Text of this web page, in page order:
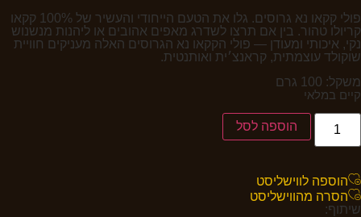
פולי קקאו נא גרוסים. גלו את הטעם הייחודי והעשיר של 100% קקאו
קריולו טהור. בין אם תרצו לשדרג מאפים אהובים או ליהנות מנשנוש
נקי, איכותי ומעודן — פולי הקקאו נא הגרוסים האלה מעניקים חוויית
שוקולד עוצמתית, קראנצ׳ית ואותנטית.
משקל: 100 גרם
קיים במלאי
הוספה לסל
הוספה לווישליסט
הסרה מהווישליסט
שיתוף: